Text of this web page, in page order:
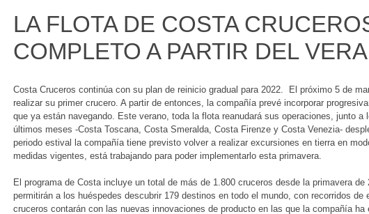
LA FLOTA DE COSTA
COMPLETO A PARTIR DEL
Costa Cruceros continúa con su plan de reinicio gradual para 2022. El próximo 5 de
realizar su primer crucero. A partir de entonces, la compañía prevé incorporar
que ya están navegando. Este verano, toda la flota reanudará sus operaciones, junto a
últimos meses -Costa Toscana, Costa Smeralda, Costa Firenze y Costa Venezia-
periodo estival la compañía tiene previsto volver a realizar excursiones en tierra en
medidas vigentes, está trabajando para poder implementarlo esta primavera.
El programa de Costa incluye un total de más de 1.800 cruceros desde la primavera
permitirán a los huéspedes descubrir 179 destinos en todo el mundo, con recorridos
cruceros contarán con las nuevas innovaciones de producto en las que la compañía